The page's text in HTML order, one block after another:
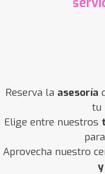
Reserva la asesoría
tu
Elige entre nuestros
Aprovecha nuestro